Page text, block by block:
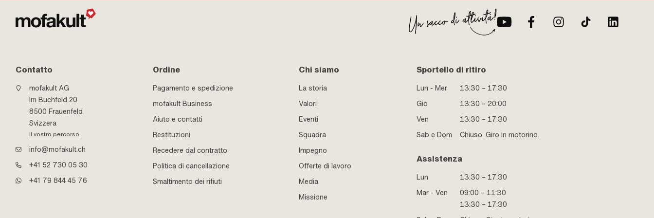
Contatto
mofakult AG
Im Buchfeld 20
8500 Frauenfeld
Svizzera
Il vostro percorso
info@mofakult.ch
+41 52 730 05 30
+41 79 844 45 76
Ordine
Pagamento e spedizione
mofakult Business
Aiuto e contatti
Restituzioni
Recedere dal contratto
Politica di cancellazione
Smaltimento dei rifiuti
Chi siamo
La storia
Valori
Eventi
Squadra
Impegno
Offerte di lavoro
Media
Missione
Sportello di ritiro
Lun - Mer
13:30 – 17:30
Gio
13:30 – 20:00
Ven
13:30 – 17:30
Sab e Dom
Chiuso. Giro in motorino.
Assistenza
Lun
13:30 – 17:30
Mar - Ven
09:00 – 11:30
13:30 – 17:30